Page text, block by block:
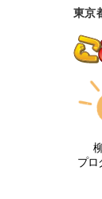
東京
プロ